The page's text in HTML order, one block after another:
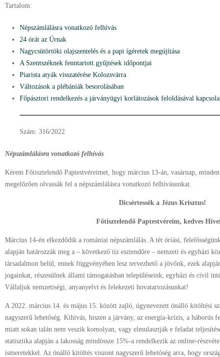
Tartalom:
Népszámlálásra vonatkozó felhívás
24 órát az Úrnak
Nagycsütörtöki olajszentelés és a papi ígéretek megújítása
A Szentszéknek fenntartott gyűjtések időpontjai
Piarista atyák visszatérése Kolozsvárra
Változások a plébániák besorolásában
Főpásztori rendelkezés a járványügyi korlátozások feloldásával
Szám: 316/2022
Népszámlálásra vonatkozó felhívás
Kérem Főtisztelendő Paptestvéreimet, hogy március 13-án, vasárnap,
megelőzően olvassák fel a népszámlálásra vonatkozó felhívásunkat.
Dicsértessék a Jézus Krisztus!
Főtisztelendő Paptestvéreim, kedves
Március 14-én elkezdődik a romániai népszámlálás. A tét óriási,
alapján határozzák meg a – következő tíz esztendőre – nemzeti és egyházi
társadalmon belül, ennek függvényében lesz tervezhető a jövőnk, ezek
jogainkat, részesülnek állami támogatásban településeink, egyházi és civil
Vállaljuk nemzetiségi, anyanyelvi és felekezeti hovatartozásunkat!
A 2022. március 14. és május 15. között zajló, úgynevezett önálló kitöltési
nagyszerű lehetőség. Kihívás, hiszen a járvány, az energia-krízis, a háborús
miatt sokan talán nem veszik komolyan, vagy elmulasztják e feladat
statisztika alapján a lakosság mindössze 15%-a rendelkezik az online-
ismeretekkel. Az önálló kitöltés viszont nagyszerű lehetőség arra, hogy